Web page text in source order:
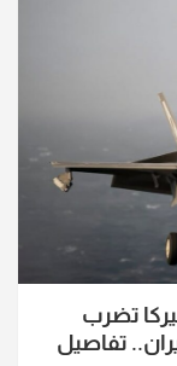
تضرب
تفاصيل